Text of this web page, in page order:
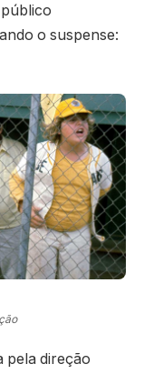
o suspense:
pela direção